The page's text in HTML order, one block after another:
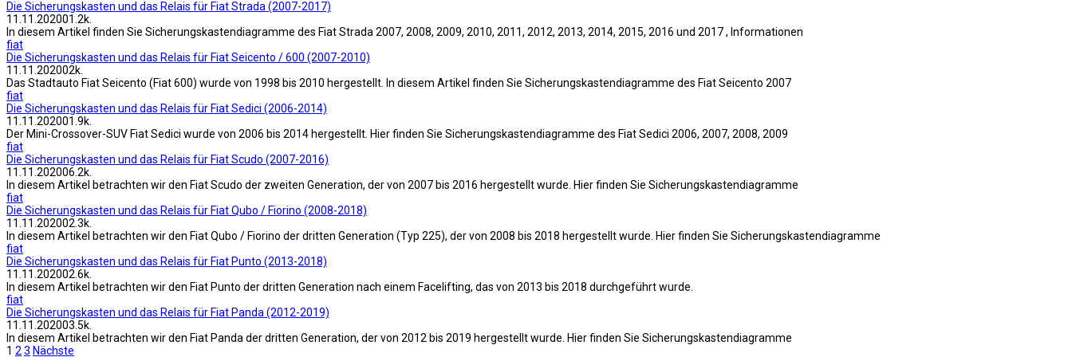
Die Sicherungskasten und das Relais für Fiat Strada (2007-2017)
11.11.202001.2k.
In diesem Artikel finden Sie Sicherungskastendiagramme des Fiat Strada 2007, 2008, 2009, 2010, 2011, 2012, 2013, 2014, 2015, 2016 und 2017 , Informationen
fiat
Die Sicherungskasten und das Relais für Fiat Seicento / 600 (2007-2010)
11.11.202002k.
Das Stadtauto Fiat Seicento (Fiat 600) wurde von 1998 bis 2010 hergestellt. In diesem Artikel finden Sie Sicherungskastendiagramme des Fiat Seicento 2007
fiat
Die Sicherungskasten und das Relais für Fiat Sedici (2006-2014)
11.11.202001.9k.
Der Mini-Crossover-SUV Fiat Sedici wurde von 2006 bis 2014 hergestellt. Hier finden Sie Sicherungskastendiagramme des Fiat Sedici 2006, 2007, 2008, 2009
fiat
Die Sicherungskasten und das Relais für Fiat Scudo (2007-2016)
11.11.202006.2k.
In diesem Artikel betrachten wir den Fiat Scudo der zweiten Generation, der von 2007 bis 2016 hergestellt wurde. Hier finden Sie Sicherungskastendiagramme
fiat
Die Sicherungskasten und das Relais für Fiat Qubo / Fiorino (2008-2018)
11.11.202002.3k.
In diesem Artikel betrachten wir den Fiat Qubo / Fiorino der dritten Generation (Typ 225), der von 2008 bis 2018 hergestellt wurde. Hier finden Sie Sicherungskastendiagramme
fiat
Die Sicherungskasten und das Relais für Fiat Punto (2013-2018)
11.11.202002.6k.
In diesem Artikel betrachten wir den Fiat Punto der dritten Generation nach einem Facelifting, das von 2013 bis 2018 durchgeführt wurde.
fiat
Die Sicherungskasten und das Relais für Fiat Panda (2012-2019)
11.11.202003.5k.
In diesem Artikel betrachten wir den Fiat Panda der dritten Generation, der von 2012 bis 2019 hergestellt wurde. Hier finden Sie Sicherungskastendiagramme
Beitragsnavigation
1 23 Nächste